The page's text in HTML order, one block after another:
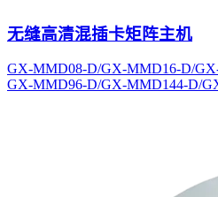
无缝高清混插卡矩阵主机
GX-MMD08-D/GX-MMD16-D/
GX-MMD96-D/GX-MMD144-D/